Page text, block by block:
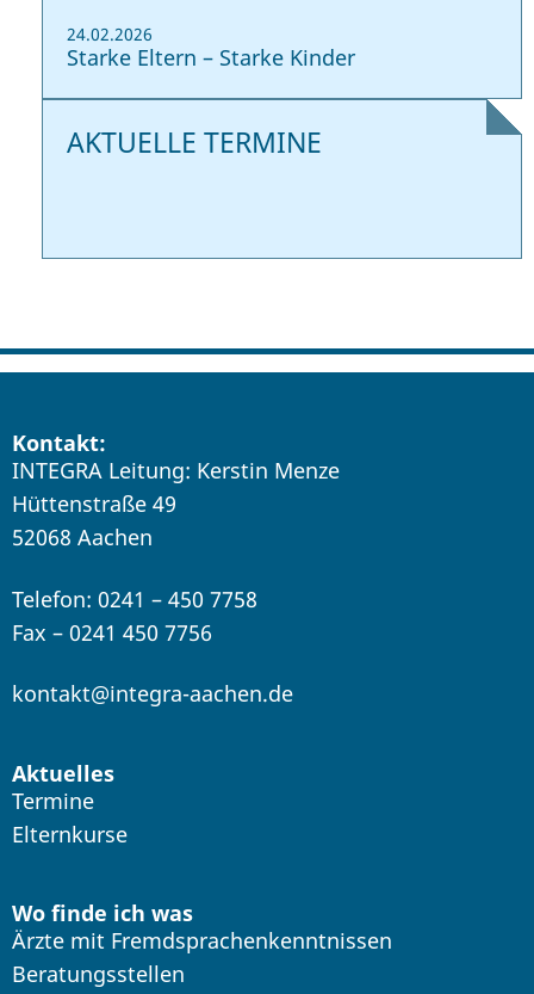
24.02.2026
Starke Eltern – Starke Kinder
AKTUELLE TERMINE
Kontakt:
INTEGRA Leitung: Kerstin Menze
Hüttenstraße 49
52068 Aachen
Telefon: 0241 – 450 7758
Fax – 0241 450 7756
kontakt@integra-aachen.de
Aktuelles
Termine
Elternkurse
Wo finde ich was
Ärzte mit Fremdsprachenkenntnissen
Beratungsstellen